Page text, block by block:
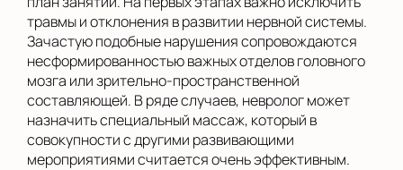
травмы и отклонения в развитии нервной системы.
Зачастую подобные нарушения сопровождаются
несформированностью важных отделов головного
мозга или зрительно-пространственной
составляющей. В ряде случаев, невролог может
назначить специальный массаж, который в
совокупности с другими развивающими
мероприятиями считается очень эффективным.